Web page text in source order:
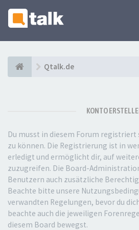
Qtalk.de
KONTO
Du musst in diesem Forum registriert
zu können. Die Registrierung ist in
erledigt und ermöglicht dir, auf
zuzugreifen. Die Board-
Benutzern auch zusätzliche
Beachte bitte unsere
verwandten Regelungen, bevor du
beachte auch die jeweiligen
diesem Board bewegst.